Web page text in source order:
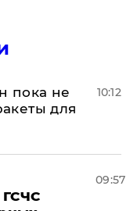
пока не
для
10:12
ГСЧС
09:57